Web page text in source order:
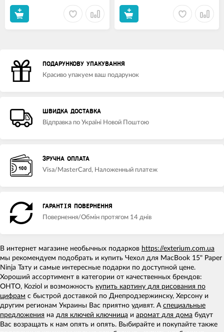
ПОДАРУНКОВУ УПАКУВАННЯ
Красиво упакуем ваш подарунок
ШВИДКА ДОСТАВКА
Відправка по Україні Новой Поштою
ЗРУЧНА ОПЛАТА
Visa/MasterCard, Наложенный платеж
ГАРАНТІЯ ПОВЕРНЕННЯ
Повернення/Обмін протягом 14 днів
В интернет магазине необычных подарков https://exterium.com.ua
мы рекомендуем подобрать и купить Чехол для MacBook 15" Paper
Ninja Тату и самые интересные подарки по доступной цене.
Хороший ассортимент в категории от качественных брендов:
OHTO, Koziol и возможность купить картину для рисования по
цифрам с быстрой доставкой по Днепродзержинску, Херсону и
другим регионам Украины Вас приятно удивят. А специальные
предложения на для ключей ключница и аромат для дома будут
Вас возращать к нам опять и опять. Выбирайте и покупайте также